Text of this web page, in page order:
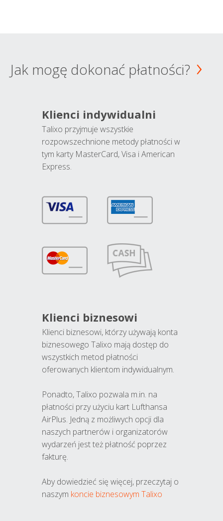
Jak mogę dokonać płatności?
Klienci indywidualni
Talixo przyjmuje wszystkie
rozpowszechnione metody płatności w
tym karty MasterCard, Visa i American
Express.
Klienci biznesowi
Klienci biznesowi, którzy używają konta
biznesowego Talixo mają dostęp do
wszystkich metod płatności
oferowanych klientom indywidualnym.
Ponadto, Talixo pozwala m.in. na
płatności przy użyciu kart Lufthansa
AirPlus. Jedną z możliwych opcji dla
naszych partnerów i organizatorów
wydarzeń jest też płatność poprzez
fakturę.
Aby dowiedzieć się więcej, przeczytaj o
naszym koncie biznesowym Talixo